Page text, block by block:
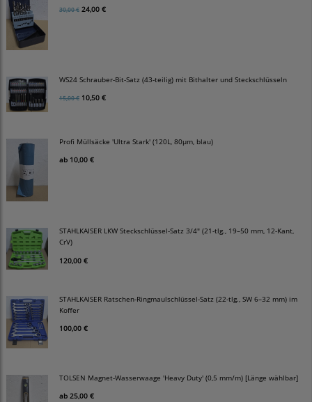
30,00 € 24,00 €
WS24 Schrauber-Bit-Satz (43-teilig) mit Bithalter und Steckschlüsseln
15,00 € 10,50 €
Profi Müllsäcke 'Ultra Stark' (120L, 80µm, blau)
ab 10,00 €
STAHLKAISER LKW Steckschlüssel-Satz 3/4" (21-tlg., 19–50 mm, 12-Kant,
CrV)
120,00 €
STAHLKAISER Ratschen-Ringmaulschlüssel-Satz (22-tlg., SW 6–32 mm) im
Koffer
100,00 €
TOLSEN Magnet-Wasserwaage 'Heavy Duty' (0,5 mm/m) [Länge wählbar]
ab 25,00 €